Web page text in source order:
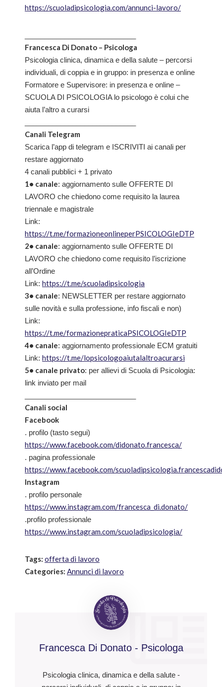
https://scuoladipsicologia.com/annunci-lavoro/
Francesca Di Donato – Psicologa
Psicologia clinica, dinamica e della salute – percorsi
individuali, di coppia e in gruppo: in presenza e online
Formatore e Supervisore: in presenza e online –
SCUOLA DI PSICOLOGIA lo psicologo è colui che
aiuta l’altro a curarsi
Canali Telegram
Scarica l’app di telegram e ISCRIVITI ai canali per
restare aggiornato
4 canali pubblici + 1 privato
1• canale: aggiornamento sulle OFFERTE DI
LAVORO che chiedono come requisito la laurea
triennale e magistrale
Link:
https://t.me/formazioneonlineperPSICOLOGIeDTP
2• canale: aggiornamento sulle OFFERTE DI
LAVORO che chiedono come requisito l’iscrizione
all’Ordine
Link: https://t.me/scuoladipsicologia
3• canale: NEWSLETTER per restare aggiornato
sulle novità e sulla professione, info fiscali e non)
Link:
https://t.me/formazionepraticaPSICOLOGIeDTP
4• canale: aggiornamento professionale ECM gratuiti
Link: https://t.me/lopsicologoaiutalaltroacurarsi
5• canale privato: per allievi di Scuola di Psicologia:
link inviato per mail
Canali social
Facebook
. profilo (tasto segui)
https://www.facebook.com/didonato.francesca/
. pagina professionale
https://www.facebook.com/
Instagram
. profilo personale
https://www.instagram.com/francesca_di.donato/
.profilo professionale
https://www.instagram.com/scuoladipsicologia/
Tags: offerta di lavoro
Categories: Annunci di lavoro
Francesca Di Donato - Psicologa
Psicologia clinica, dinamica e della salute -